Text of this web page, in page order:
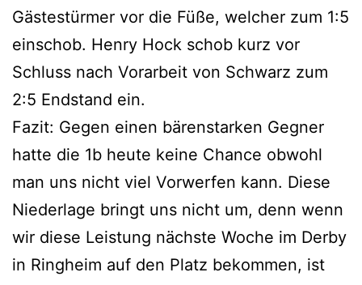
Gästestürmer vor die Füße, welcher zum 1:5
einschob. Henry Hock schob kurz vor
Schluss nach Vorarbeit von Schwarz zum
2:5 Endstand ein.
Fazit: Gegen einen bärenstarken Gegner
hatte die 1b heute keine Chance obwohl
man uns nicht viel Vorwerfen kann. Diese
Niederlage bringt uns nicht um, denn wenn
wir diese Leistung nächste Woche im Derby
in Ringheim auf den Platz bekommen, ist